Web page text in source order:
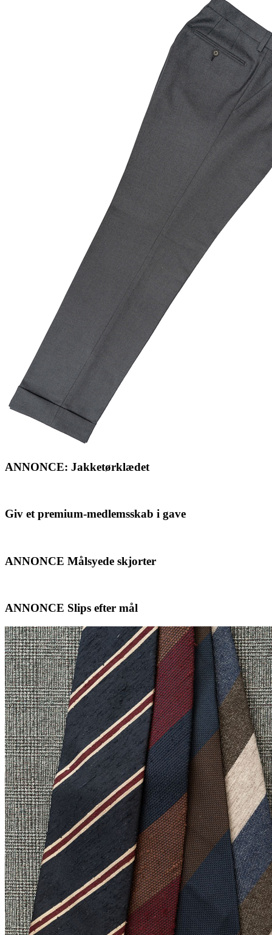
ANNONCE: Jakketørklædet
Giv et premium-medlemsskab i gave
ANNONCE Målsyede skjorter
ANNONCE Slips efter mål